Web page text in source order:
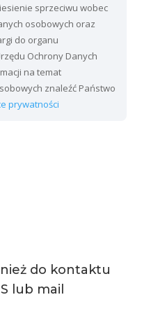
sprzeciwu wobec
osobowych oraz
do organu
Ochrony Danych
na temat
znaleźć Państwo
prywatności
do kontaktu
lub mail